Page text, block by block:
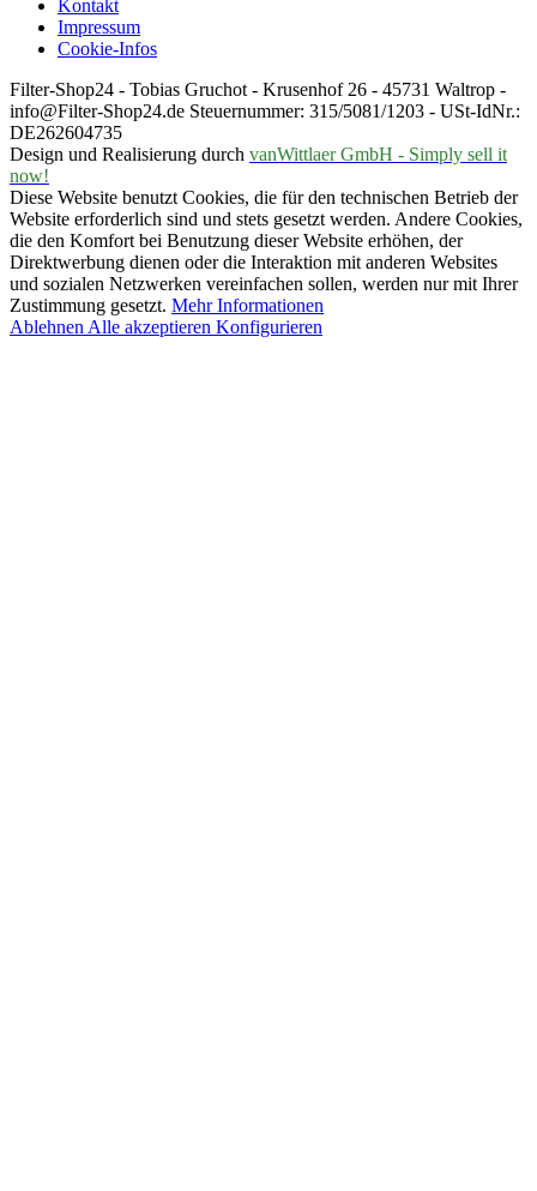
Kontakt
Impressum
Cookie-Infos
Filter-Shop24 - Tobias Gruchot - Krusenhof 26 - 45731 Waltrop -
info@Filter-Shop24.de Steuernummer: 315/5081/1203 - USt-IdNr.:
DE262604735
Design und Realisierung durch vanWittlaer GmbH - Simply sell it
now!
Diese Website benutzt Cookies, die für den technischen Betrieb der
Website erforderlich sind und stets gesetzt werden. Andere Cookies,
die den Komfort bei Benutzung dieser Website erhöhen, der
Direktwerbung dienen oder die Interaktion mit anderen Websites
und sozialen Netzwerken vereinfachen sollen, werden nur mit Ihrer
Zustimmung gesetzt. Mehr Informationen
Ablehnen Alle akzeptieren Konfigurieren